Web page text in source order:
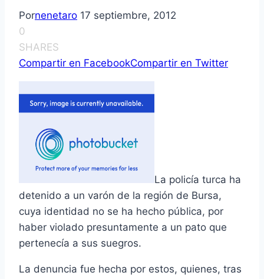
Pornenetaro 17 septiembre, 2012
0
SHARES
Compartir en FacebookCompartir en Twitter
La policí­a turca ha
detenido a un varón de la región de Bursa,
cuya identidad no se ha hecho pública, por
haber violado presuntamente a un pato que
pertenecí­a a sus suegros.
La denuncia fue hecha por estos, quienes, tras